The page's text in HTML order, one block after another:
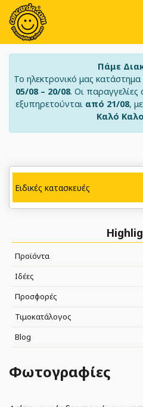
Πάμε
Το ηλεκτρονικό μας
05/08 – 20/08. Οι
εξυπηρετούνται από 21/08,
Καλό
Προϊόντα
Ιδέες
Προσφορές
Τιμοκατάλογος
Blog
Φωτογραφίες